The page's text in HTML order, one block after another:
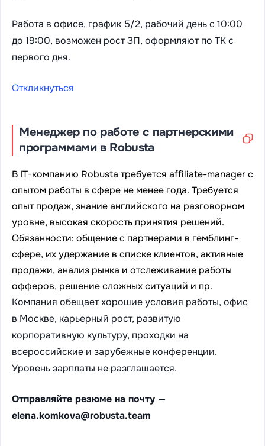
Работа в офисе, график 5/2, рабочий день с 10:00
до 19:00, возможен рост ЗП, оформляют по ТК с
первого дня.
Откликнуться
Менеджер по работе с партнерскими
программами в Robusta
В IT-компанию Robusta требуется affiliate-manager с
опытом работы в сфере не менее года. Требуется
опыт продаж, знание английского на разговорном
уровне, высокая скорость принятия решений.
Обязанности: общение с партнерами в гемблинг-
сфере, их удержание в списке клиентов, активные
продажи, анализ рынка и отслеживание работы
офферов, решение сложных ситуаций и пр.
Компания обещает хорошие условия работы, офис
в Москве, карьерный рост, развитую
корпоративную культуру, проходки на
всероссийские и зарубежные конференции.
Уровень зарплаты не разглашается.
Отправляйте резюме на почту —
elena.komkova@robusta.team